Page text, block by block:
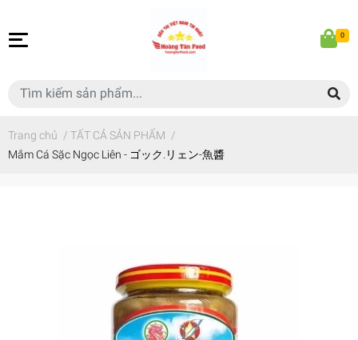
0
Trang chủ / TẤT CẢ SẢN PHẨM /
Mắm Cá Sặc Ngọc Liên - ゴック.リェン-魚醬